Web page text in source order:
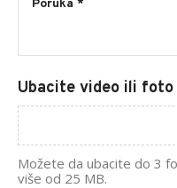
Ubacite video ili foto
Možete da ubacite do 3
više od 25 MB.